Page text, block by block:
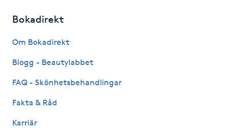
LPG-massage
Luggklippning
Läpptatuering
Bokadirekt
Om Bokadirekt
Blogg - Beautylabbet
FAQ - Skönhetsbehandlingar
Fakta & Råd
Karriär